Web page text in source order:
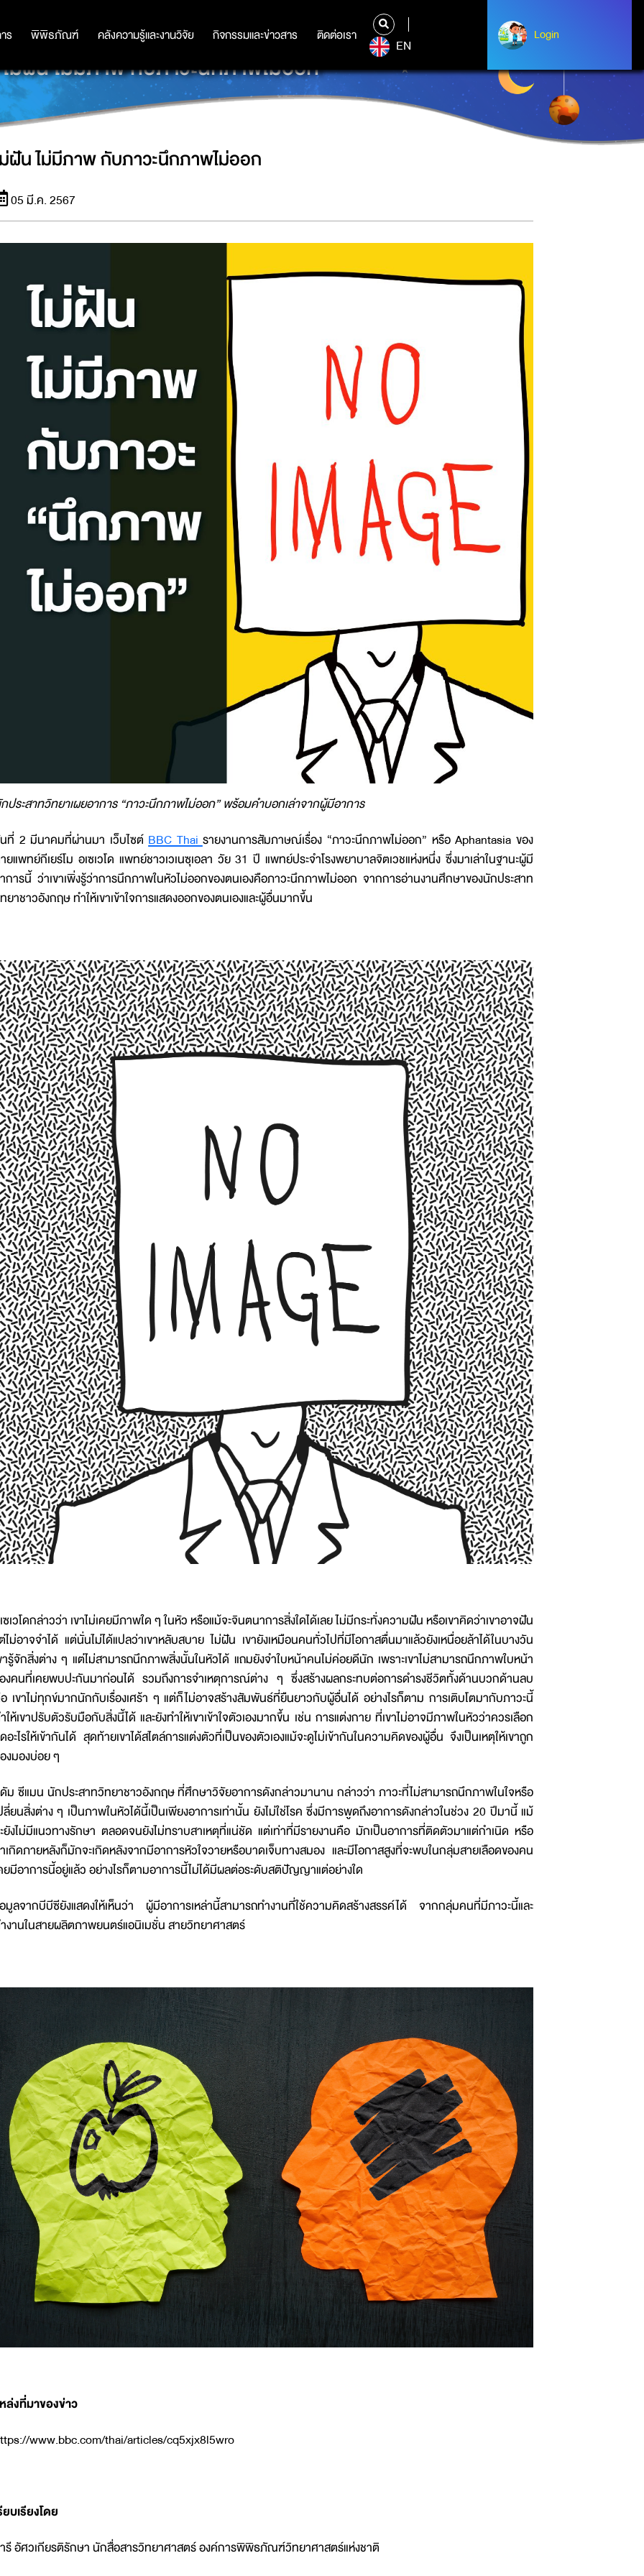
ร พิพิธภัณฑ์ คลังความรู้และงานวิจัย กิจกรรมและข่าวสาร ติดต่อเรา
ร พิพิธภัณฑ์ คลังความรู้และงานวิจัย กิจกรรมและข่าวสาร ติดต่อเรา
EN
Login
Login
ไม่ฝัน ไม่มีภาพ กับภาวะนึกภาพไม่ออก
ฝัน ไม่มีภาพ กับภาวะนึกภาพไม่ออก
05 มี.ค. 2567
ประสาทวิทยาเผยอาการ “ภาวะนึกภาพไม่ออก” พร้อมคำบอกเล่าจากผู้มีอาการ
ที่ 2 มีนาคมที่ผ่านมา เว็บไซต์ BBC Thai รายงานการสัมภาษณ์เรื่อง “ภาวะนึกภาพไม่ออก” หรือ Aphantasia ของ
ยแพทย์กีเยร์โม อเซเวโด แพทย์ชาวเวเนซุเอลา วัย 31 ปี แพทย์ประจำโรงพยาบาลจิตเวชแห่งหนึ่ง ซึ่งมาเล่าในฐานะผู้มี
การนี้ ว่าเขาเพิ่งรู้ว่าการนึกภาพในหัวไม่ออกของตนเองคือภาวะนึกภาพไม่ออก จากการอ่านงานศึกษาของนักประสาท
ยาชาวอังกฤษ ทำให้เขาเข้าใจการแสดงออกของตนเองและผู้อื่นมากขึ้น
ซเวโดกล่าวว่า เขาไม่เคยมีภาพใด ๆ ในหัว หรือแม้จะจินตนาการสิ่งใดได้เลย ไม่มีกระทั่งความฝัน หรือเขาคิดว่าเขาอาจฝัน
ไม่อาจจำได้ แต่นั่นไม่ได้แปลว่าเขาหลับสบาย ไม่ฝัน เขายังเหมือนคนทั่วไปที่มีโอกาสตื่นมาแล้วยังเหนื่อยล้าได้ในบางวัน
ารู้จักสิ่งต่าง ๆ แต่ไม่สามารถนึกภาพสิ่งนั้นในหัวได้ แถมยังจำใบหน้าคนไม่ค่อยดีนัก เพราะเขาไม่สามารถนึกภาพใบหน้า
งคนที่เคยพบปะกันมาก่อนได้ รวมถึงการจำเหตุการณ์ต่าง ๆ ซึ่งสร้างผลกระทบต่อการดำรงชีวิตทั้งด้านบวกด้านลบ
เขาไม่ทุกข์มากนักกับเรื่องเศร้า ๆ แต่ก็ไม่อาจสร้างสัมพันธ์ที่ยืนยาวกับผู้อื่นได้ อย่างไรก็ตาม การเติบโตมากับภาวะนี้
ให้เขาปรับตัวรับมือกับสิ่งนี้ได้ และยังทำให้เขาเข้าใจตัวเองมากขึ้น เช่น การแต่งกาย ที่เขาไม่อาจมีภาพในหัวว่าควรเลือก
อะไรให้เข้ากันได้ สุดท้ายเขาได้สไตล์การแต่งตัวที่เป็นของตัวเองแม้จะดูไม่เข้ากันในความคิดของผู้อื่น จึงเป็นเหตุให้เขาถูก
งมองบ่อย ๆ
ม ซีแมน นักประสาทวิทยาชาวอังกฤษ ที่ศึกษาวิจัยอาการดังกล่าวมานาน กล่าวว่า ภาวะที่ไม่สามารถนึกภาพในใจหรือ
ลี่ยนสิ่งต่าง ๆ เป็นภาพในหัวได้นี้เป็นเพียงอาการเท่านั้น ยังไม่ใช่โรค ซึ่งมีการพูดถึงอาการดังกล่าวในช่วง 20 ปีมานี้ แม้
ยังไม่มีแนวทางรักษา ตลอดจนยังไม่ทราบสาเหตุที่แน่ชัด แต่เท่าที่มีรายงานคือ มักเป็นอาการที่ติดตัวมาแต่กำเนิด หรือ
เกิดภายหลังก็มักจะเกิดหลังจากมีอาการหัวใจวายหรือบาดเจ็บทางสมอง และมีโอกาสสูงที่จะพบในกลุ่มสายเลือดของคน
ยมีอาการนี้อยู่แล้ว อย่างไรก็ตามอาการนี้ไม่ได้มีผลต่อระดับสติปัญญาแต่อย่างใด
มูลจากบีบีซียังแสดงให้เห็นว่า ผู้มีอาการเหล่านี้สามารถทำงานที่ใช้ความคิดสร้างสรรค์ได้ จากกลุ่มคนที่มีภาวะนี้และ
งานในสายผลิตภาพยนตร์แอนิเมชั่น สายวิทยาศาสตร์
ล่งที่มาของข่าว
www.bbc.com/thai/articles/cq5xjx8l5wro
ยบเรียงโดย
รี อัศวเกียรติรักษา นักสื่อสารวิทยาศาสตร์ องค์การพิพิธภัณฑ์วิทยาศาสตร์แห่งชาติ